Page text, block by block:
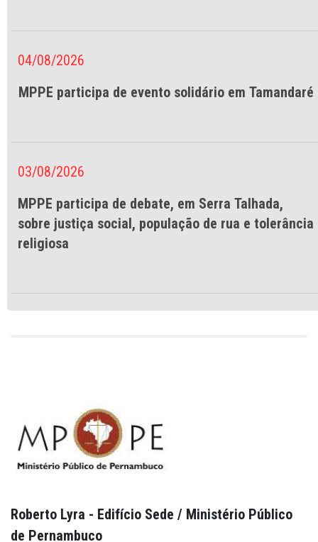
04/08/2026
MPPE participa de evento solidário em Tamandaré
03/08/2026
MPPE participa de debate, em Serra Talhada,
sobre justiça social, população de rua e tolerância
religiosa
Roberto Lyra - Edifício Sede / Ministério Público
de Pernambuco